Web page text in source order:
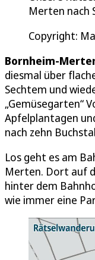
Merten nach
Copyright:
Bornheim-
diesmal über
Sechtem und
„Gemüsegarten“
Apfelplantagen
nach zehn
Los geht es am
Merten. Dort auf
hinter dem
wie immer eine